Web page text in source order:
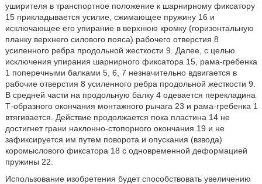
уширителя в транспортное положение к шарнирному фиксатору
15 прикладывается усилие, сжимающее пружину 16 и
исключающее его упирание в верхнюю кромку (горизонтальную
планку верхнего силового пояса) рабочего отверстия 8
усиленного ребра продольной жесткости 9. Далее, с целью
исключения упирания шарнирного фиксатора 15, рама-гребенка
1 поперечными балками 5, 6, 7 незначительно вдвигается в
рабочие отверстия 8 усиленного ребра продольной жесткости 9.
В средней части на продольную балку 4 одевается перекладина
Т-образного окончания монтажного рычага 23 и рама-гребенка 1
втягивается. Действие продолжается пока пластина 14 не
достигнет грани наклонно-стопорного окончания 19 и не
зафиксируется им путем поворота и опускания (взвода)
коромыслового фиксатора 18 с одновременной деформацией
пружины 22.
Использование изобретения будет способствовать увеличению